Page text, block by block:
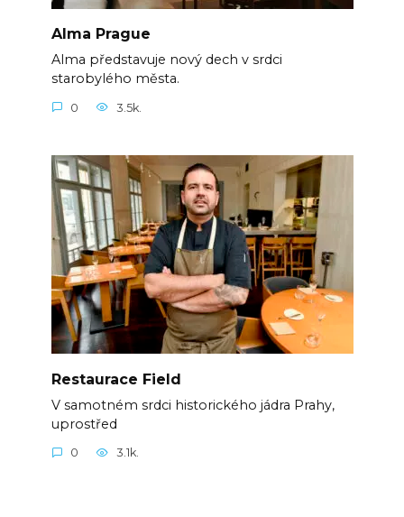
Alma Prague
Alma představuje nový dech v srdci
starobylého města.
0 3.5k.
Restaurace Field
V samotném srdci historického jádra Prahy,
uprostřed
0 3.1k.